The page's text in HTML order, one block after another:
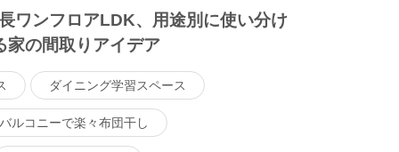
ワンフロアLDK、用途別に使い分け
家の間取りアイデア
ダイニング学習スペース
バルコニーで楽々布団干し